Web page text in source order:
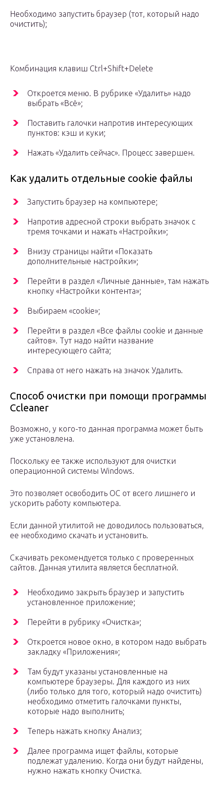
Необходимо запустить браузер (тот, который надо
очистить);
Комбинация клавиш Ctrl+Shift+Delete
Откроется меню. В рубрике «Удалить» надо
выбрать «Всё»;
Поставить галочки напротив интересующих
пунктов: кэш и куки;
Нажать «Удалить сейчас». Процесс завершен.
Как удалить отдельные cookie файлы
Запустить браузер на компьютере;
Напротив адресной строки выбрать значок с
тремя точками и нажать «Настройки»;
Внизу страницы найти «Показать
дополнительные настройки»;
Перейти в раздел «Личные данные», там нажать
кнопку «Настройки контента»;
Выбираем «cookie»;
Перейти в раздел «Все файлы cookie и данные
сайтов». Тут надо найти название
интересующего сайта;
Справа от него нажать на значок Удалить.
Способ очистки при помощи программы
Ccleaner
Возможно, у кого-то данная программа может быть
уже установлена.
Поскольку ее также используют для очистки
операционной системы Windows.
Это позволяет освободить ОС от всего лишнего и
ускорить работу компьютера.
Если данной утилитой не доводилось пользоваться,
ее необходимо скачать и установить.
Скачивать рекомендуется только с проверенных
сайтов. Данная утилита является бесплатной.
Необходимо закрыть браузер и запустить
установленное приложение;
Перейти в рубрику «Очистка»;
Откроется новое окно, в котором надо выбрать
закладку «Приложения»;
Там будут указаны установленные на
компьютере браузеры. Для каждого из них
(либо только для того, который надо очистить)
необходимо отметить галочками пункты,
которые надо выполнить;
Теперь нажать кнопку Анализ;
Далее программа ищет файлы, которые
подлежат удалению. Когда они будут найдены,
нужно нажать кнопку Очистка.